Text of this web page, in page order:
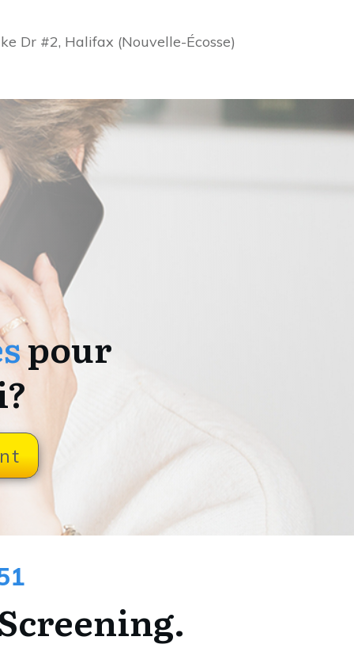
Dr #2, Halifax (Nouvelle-Écosse)
pour